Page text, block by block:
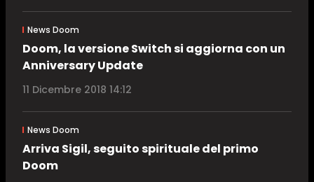
News Doom
Doom, la versione Switch si aggiorna con un
Anniversary Update
11 Dicembre 2018 14:12
News Doom
Arriva Sigil, seguito spirituale del primo
Doom